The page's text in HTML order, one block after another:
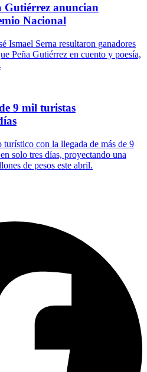
Gutiérrez anuncian
Nacional
Ismael Serna resultaron ganadores
Peña Gutiérrez en cuento y poesía,
9 mil turistas
con la llegada de más de 9
solo tres días, proyectando una
de pesos este abril.